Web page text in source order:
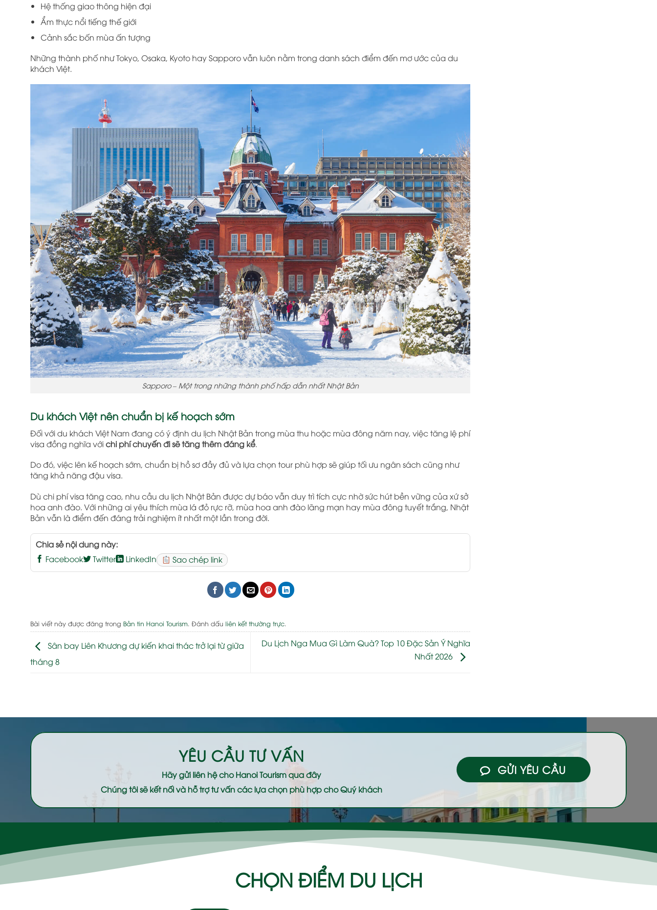
Hệ thống giao thông hiện đại
Ẩm thực nổi tiếng thế giới
Cảnh sắc bốn mùa ấn tượng
Những thành phố nhưTokyo, Osaka, Kyoto haySapporovẫn luôn nằm trong danh sách điểm đến mơ ước của du
khách Việt.
Sapporo – Một trong những thành phố hấp dẫn nhất Nhật Bản
Du khách Việt nên chuẩn bị kế hoạch sớm
Đối với du khách Việt Nam đang có ý định du lịch Nhật Bản trong mùa thu hoặc mùa đông năm nay, việc tăng lệ phí
visa đồng nghĩa vớichi phí chuyến đi sẽ tăng thêm đáng kể.
Do đó, việc lên kế hoạch sớm, chuẩn bị hồ sơ đầy đủ và lựa chọn tour phù hợp sẽ giúp tối ưu ngân sách cũng như
tăng khả năng đậu visa.
Dù chi phí visa tăng cao, nhu cầu du lịch Nhật Bản được dự báo vẫn duy trì tích cực nhờ sức hút bền vững của xứ sở
hoa anh đào. Với những ai yêu thích mùa lá đỏ rực rỡ, mùa hoa anh đào lãng mạn hay mùa đông tuyết trắng, Nhật
Bản vẫn là điểm đến đáng trải nghiệm ít nhất một lần trong đời.
Chia sẻ nội dung này:
Facebook
Twitter LinkedIn Sao chép link
Bài viết này được đăng trong Bản tin Hanoi Tourism . Đánh dấu liên kết thường trực
Sân bay Liên Khương dự kiến khai thác trở lại từ giữa
tháng 8
Du Lịch Nga Mua Gì Làm Quà? Top 10 Đặc Sản Ý Nghĩa
Nhất 2026
YÊU CẦU TƯ VẤN
Hãy gửi liên hệ choHanoi Tourismqua đây
Chúng tôi sẽ kết nối và hỗ trợ tư vấn các lựa chọn phù hợp cho Quý khách
GỬI YÊU CẦU
CHỌN ĐIỂM DU LỊCH